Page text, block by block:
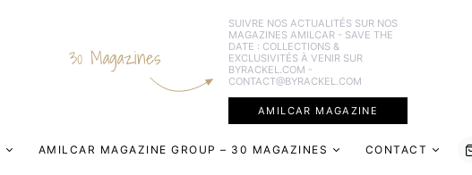
30 Magazines
SUIVRE NOS ACTUALITÉS SUR NOS
MAGAZINES AMILCAR - SAVE THE
DATE : COLLECTIONS &
EXCLUSIVITÉS À VENIR SUR
BYRACKEL.COM -
CONTACT@BYRACKEL.COM
AMILCAR MAGAZINE
AMILCAR MAGAZINE GROUP – 30 MAGAZINES CONTACT